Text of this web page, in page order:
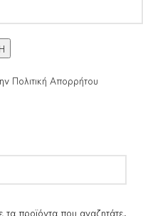
Πολιτική Απορρήτου
τα προϊόντα που αναζητάτε.